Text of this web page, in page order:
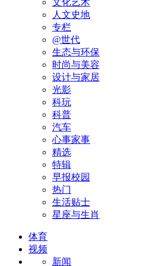
人文史地
专栏
@世代
生态与环保
时尚与美容
设计与家居
光影
科玩
科普
汽车
心事家事
精选
特辑
早报校园
热门
生活贴士
星座与生肖
体育
视频
新闻